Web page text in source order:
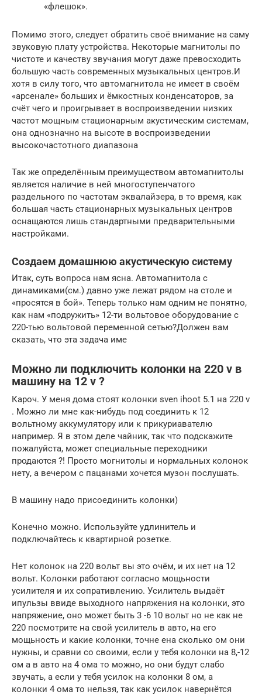
«флешок».
Помимо этого, следует обратить своё внимание на саму
звуковую плату устройства. Некоторые магнитолы по
чистоте и качеству звучания могут даже превосходить
большую часть современных музыкальных центров.И
хотя в силу того, что автомагнитола не имеет в своём
«арсенале» больших и ёмкостных конденсаторов, за
счёт чего и проигрывает в воспроизведении низких
частот мощным стационарным акустическим системам,
она однозначно на высоте в воспроизведении
высокочастотного диапазона
Так же определённым преимуществом автомагнитолы
является наличие в ней многоступенчатого
раздельного по частотам эквалайзера, в то время, как
большая часть стационарных музыкальных центров
оснащаются лишь стандартными предварительными
настройками.
Создаем домашнюю акустическую систему
Итак, суть вопроса нам ясна. Автомагнитола с
динамиками(см.) давно уже лежат рядом на столе и
«просятся в бой». Теперь только нам одним не понятно,
как нам «подружить» 12-ти вольтовое оборудование с
220-тью вольтовой переменной сетью?Должен вам
сказать, что эта задача име
Можно ли подключить колонки на 220 v в
машину на 12 v ?
Кароч. У меня дома стоят колонки sven ihoot 5.1 на 220 v
. Можно ли мне как-нибудь под соединить к 12
вольтному аккумулятору или к прикуриавателю
например. Я в этом деле чайник, так что подскажите
пожалуйста, может специальные переходники
продаются ?! Просто могнитолы и нормальных колонок
нету, а вечером с пацанами хочется музон послушать.
В машину надо присоединить колонки)
Конечно можно. Используйте удлинитель и
подключайтесь к квартирной розетке.
Нет колонок на 220 вольт вы это очём, и их нет на 12
вольт. Колонки работают согласно мощьности
усилителя и их сопративлению. Усилитель выдаёт
ипульзы ввиде выходного напряжения на колонки, это
напряжение, оно может быть 3 -6 10 вольт но не как не
220 посмотрите на свой усилитель в авто, на его
мощьность и какие колонки, точне ена сколько ом они
нужны, и сравни со своими, если у тебя колонки на 8,-12
ом а в авто на 4 ома то можно, но они будут слабо
звучать, а если у тебя усилок на колонки 8 ом, а
колонки 4 ома то нельзя, так как усилок навернётся